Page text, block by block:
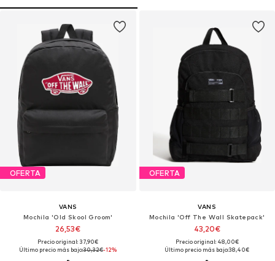
OFERTA
VANS
Mochila 'Old Skool Groom'
26,53€
Precio original: 37,90€
Último precio más bajo:30,32€-12%
OFERTA
VANS
Mochila 'Off The Wall Skatepack'
43,20€
Precio original: 48,00€
Último precio más bajo:38,40€